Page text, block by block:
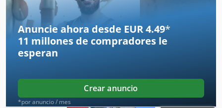
Anuncie ahora desde EUR 4.49*
11 millones de compradores le
esperan
Crear anuncio
*por anuncio / mes